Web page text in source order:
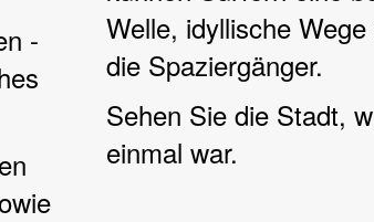
-
Welle, idyllische
die Spaziergänger.
Sehen Sie die Stadt,
einmal war.